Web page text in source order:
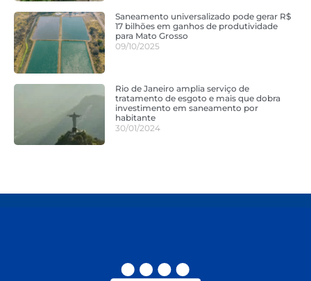
Saneamento universalizado pode gerar R$
17 bilhões em ganhos de produtividade
para Mato Grosso
09/10/2025
Rio de Janeiro amplia serviço de
tratamento de esgoto e mais que dobra
investimento em saneamento por
habitante
30/01/2024